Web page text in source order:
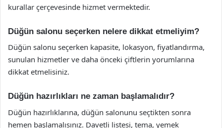
kurallar çerçevesinde hizmet vermektedir.
Düğün salonu seçerken nelere dikkat etmeliyim?
Düğün salonu seçerken kapasite, lokasyon, fiyatlandırma,
sunulan hizmetler ve daha önceki çiftlerin yorumlarına
dikkat etmelisiniz.
Düğün hazırlıkları ne zaman başlamalıdır?
Düğün hazırlıklarına, düğün salonunu seçtikten sonra
hemen başlamalısınız. Davetli listesi, tema, yemek